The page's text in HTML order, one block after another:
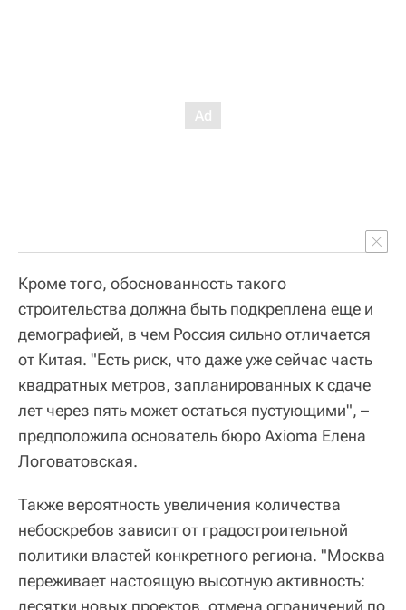
Кроме того, обоснованность такого
строительства должна быть подкреплена еще и
демографией, в чем Россия сильно отличается
от Китая. "Есть риск, что даже уже сейчас часть
квадратных метров, запланированных к сдаче
лет через пять может остаться пустующими", –
предположила основатель бюро Axioma Елена
Логоватовская.
Также вероятность увеличения количества
небоскребов зависит от градостроительной
политики властей конкретного региона. "Москва
переживает настоящую высотную активность: